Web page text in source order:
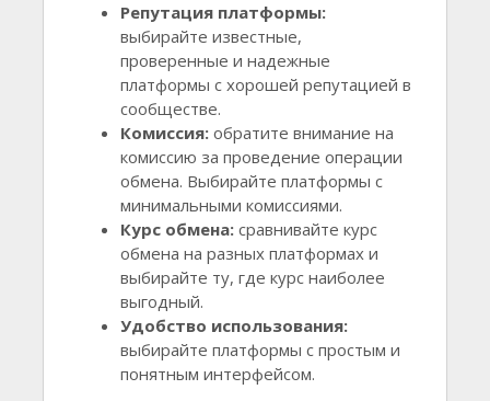
Репутация платформы:
выбирайте известные,
проверенные и надежные
платформы с хорошей репутацией в
сообществе.
Комиссия: обратите внимание на
комиссию за проведение операции
обмена. Выбирайте платформы с
минимальными комиссиями.
Курс обмена: сравнивайте курс
обмена на разных платформах и
выбирайте ту, где курс наиболее
выгодный.
Удобство использования:
выбирайте платформы с простым и
понятным интерфейсом.